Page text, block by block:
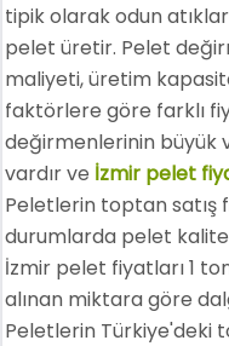
tipik olarak odun
pelet üretir. Pelet
maliyeti, üretim
faktörlere göre farklı
değirmenlerinin büyük
vardır ve İzmir pelet
Peletlerin toptan satış
durumlarda pelet
İzmir pelet fiyatları 1
alınan miktara göre
Peletlerin Türkiye'deki